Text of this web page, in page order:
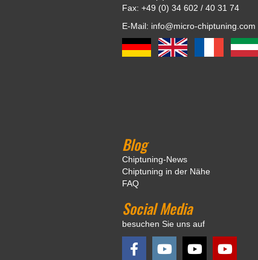
Fax: +49 (0) 34 602 / 40 31 74
E-Mail: info@micro-chiptuning.com
Blog
Chiptuning-News
Chiptuning in der Nähe
FAQ
Social Media
besuchen Sie uns auf